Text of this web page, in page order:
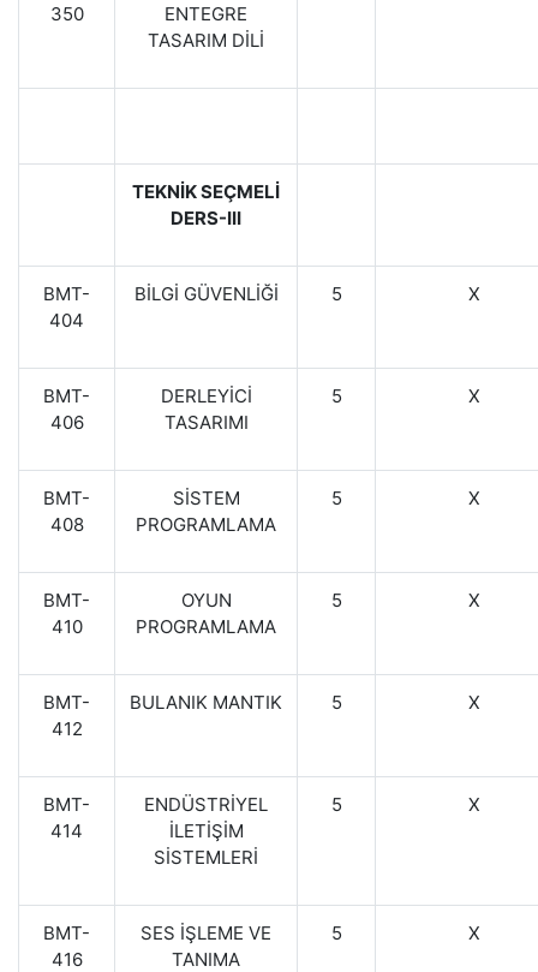
350
ENTEGRE
TASARIM DİLİ
TEKNİK SEÇMELİ
DERS-III
BMT-
404
BİLGİ GÜVENLİĞİ 5 X
BMT-
406
DERLEYİCİ
TASARIMI
5 X
BMT-
408
SİSTEM
PROGRAMLAMA
5 X
BMT-
410
OYUN
PROGRAMLAMA
5 X
BMT-
412
BULANIK MANTIK 5 X
BMT-
414
ENDÜSTRİYEL
İLETİŞİM
SİSTEMLERİ
5 X
BMT-
416
SES İŞLEME VE
TANIMA
5 X